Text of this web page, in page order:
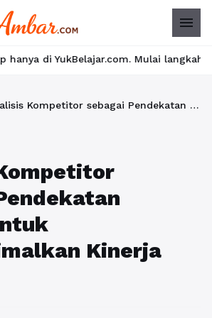
menu
Mulai langkah suksesmu hari
Analisis Kompetitor sebagai Pendekatan Efektif untuk Memaksimalkan Kinerja SEO
Kinerja